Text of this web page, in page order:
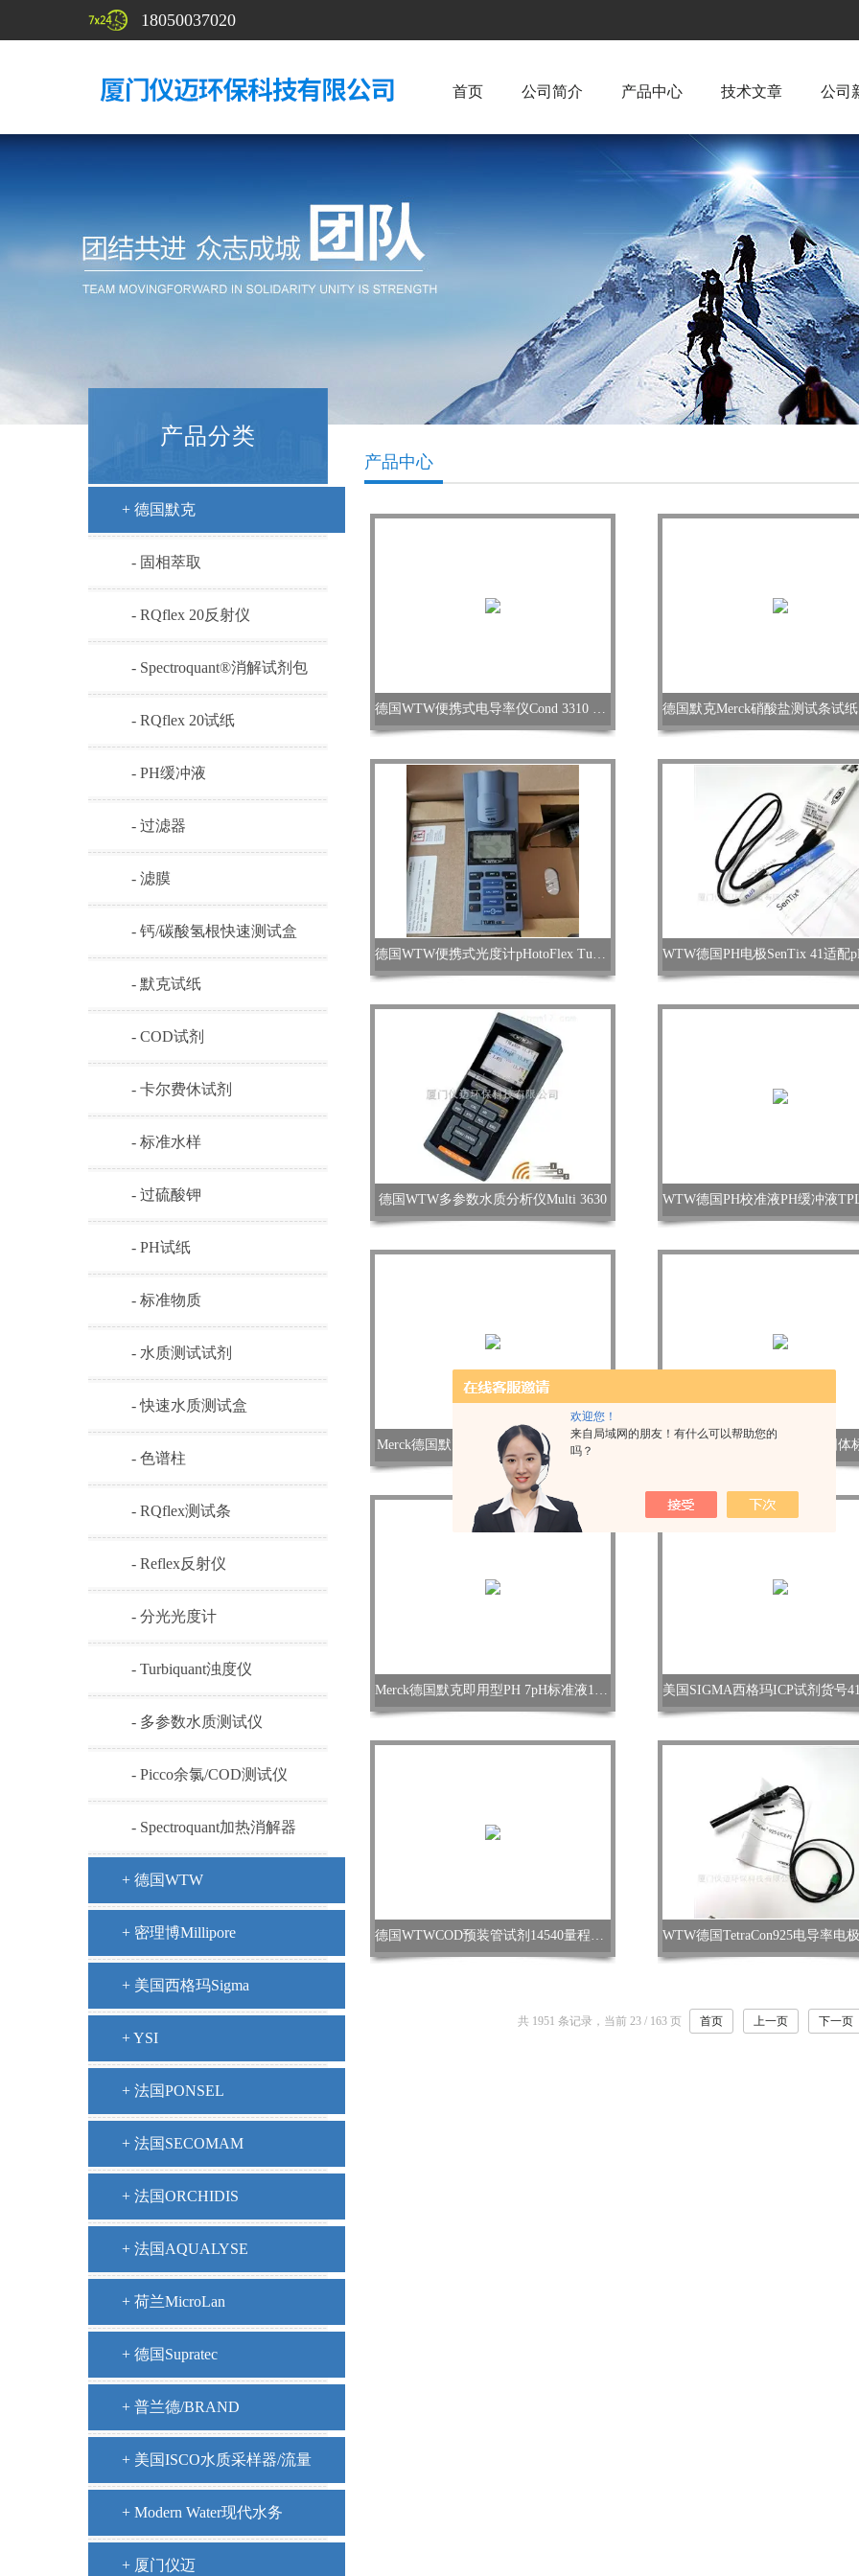
欢迎您！
来自局域网的朋友！有什么可以帮助您的
吗？
18050037020
首页 公司简介 产品中心 技术文章 公司
产品分类
+ 德国默克
- 固相萃取
- RQflex 20反射仪
- Spectroquant®消解试剂包
- RQflex 20试纸
- PH缓冲液
- 过滤器
- 滤膜
- 钙/碳酸氢根快速测试盒
- 默克试纸
- COD试剂
- 卡尔费休试剂
- 标准水样
- 过硫酸钾
- PH试纸
- 标准物质
- 水质测试试剂
- 快速水质测试盒
- 色谱柱
- RQflex测试条
- Reflex反射仪
- 分光光度计
- Turbiquant浊度仪
- 多参数水质测试仪
- Picco余氯/COD测试仪
- Spectroquant加热消解器
+ 德国WTW
+ 密理博Millipore
+ 美国西格玛Sigma
+ YSI
+ 法国PONSEL
+ 法国SECOMAM
+ 法国ORCHIDIS
+ 法国AQUALYSE
+ 荷兰MicroLan
+ 德国Supratec
+ 普兰德/BRAND
+ 美国ISCO水质采样器/流量
计
+ Modern Water现代水务
+ 厦门仪迈
产品中心
德国WTW便携式电导率仪Cond 3310 SET 1正品
德国WTW便携式光度计pHotoFlex Turb浊度PH
德国WTW多参数水质分析仪Multi 3630
Merck德国默克COD测试盒1.01796.0001
Merck德国默克即用型PH 7pH标准液1.09439
德国WTWCOD预装管试剂14540量程10-150mg/L
共 1951 条记录，当前 23 / 163 页 首页 上一页 下一页